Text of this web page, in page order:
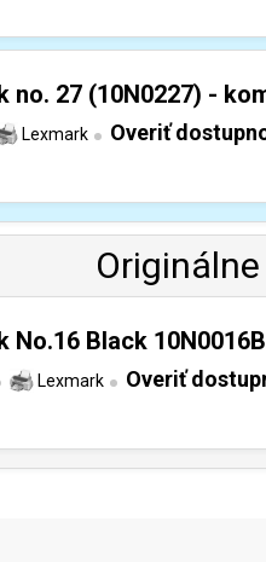
no. 27 (10N0227) -
Lexmark Overiť
No.16 Black
Lexmark Overiť